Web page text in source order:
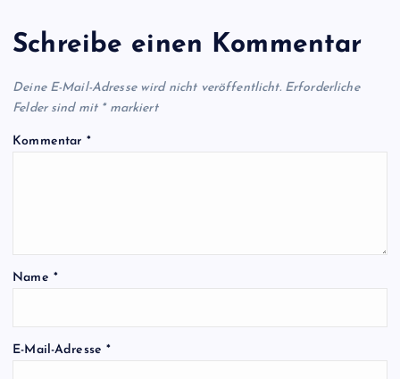
Schreibe einen Kommentar
Deine E-Mail-Adresse wird nicht veröffentlicht. Erforderliche
Felder sind mit *markiert
Kommentar *
Name *
E-Mail-Adresse*